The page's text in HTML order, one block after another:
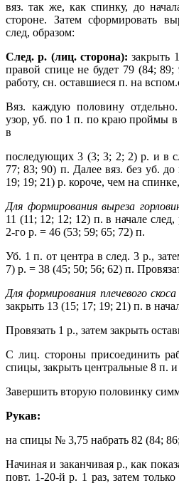
вяз. так же, как спинку, до
стороне. Затем сформировать
след, образом:
След. р. (лиц. сторона): закрыть
правой спице не будет 79 (84; 89;
работу, сн. оставшиеся п. на
Вяз. каждую половину
узор, уб. по 1 п. по краю проймы в
в
последующих 3 (3; 3; 2; 2) р. и в
77; 83; 90) п. Далее вяз. без уб.
19; 19; 21) р. короче, чем на
Для формирования выреза
11 (11; 12; 12; 12) п. в начале след,
2-го р. = 46 (53; 59; 65; 72) п.
Уб. 1 п. от центра в след. 3 р.,
7) р. = 38 (45; 50; 56; 62) п.
Для формирования плечевого
закрыть 13 (15; 17; 19; 21) п. в
Провязать 1 р., затем закрыть
С лиц. стороны присоединить
спицы, закрыть центральные 8 п. и
Завершить вторую половинку
Рукав:
на спицы № 3,75 набрать 82 (84;
Начиная и заканчивая р., как
повт. 1-20-й р. 1 раз, затем